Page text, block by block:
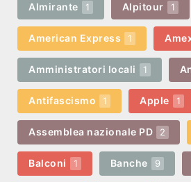
Almirante 1 Alpitour 1
American Express 1
Amministratori locali 1
Antifascismo 1 Apple 1
Assemblea nazionale PD 2
Balconi 1 Banche 9